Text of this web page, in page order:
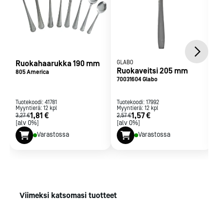
Ruokahaarukka 190 mm
805 America
Tuotekoodi: 41781
Myyntierä: 12 kpl
3,27 €1,81 €
[alv 0%]
Varastossa
GLABO
Ruokaveitsi 205 mm
70031604 Glabo
Tuotekoodi: 17992
Myyntierä: 12 kpl
2,57 €1,57 €
[alv 0%]
Varastossa
Viimeksi katsomasi tuotteet